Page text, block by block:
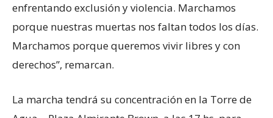
enfrentando exclusión y violencia. Marchamos
porque nuestras muertas nos faltan todos los días.
Marchamos porque queremos vivir libres y con
derechos”, remarcan.
La marcha tendrá su concentración en la Torre de